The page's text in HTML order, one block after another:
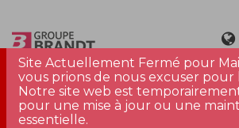
Site Actuellement Fermé pour
vous prions de nous excuser
Notre site web est
pour une mise à jour ou une
essentielle.